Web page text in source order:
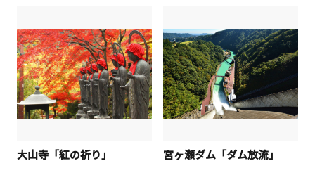
大山寺「紅の祈り」 宮ヶ瀬ダム「ダム放流」